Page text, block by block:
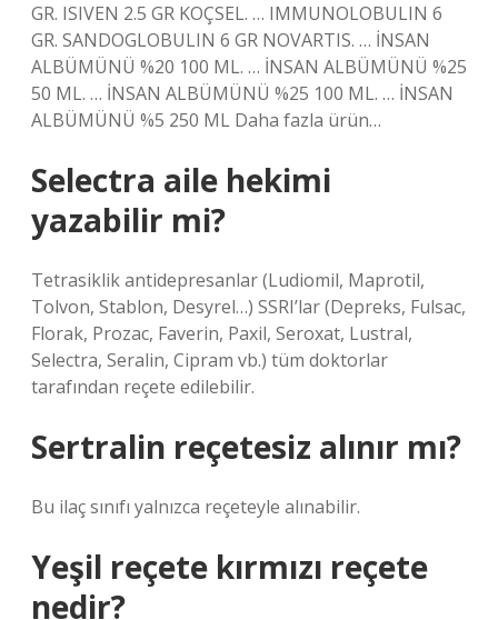
GR. ISIVEN 2.5 GR KOÇSEL. … IMMUNOLOBULIN 6
GR. SANDOGLOBULIN 6 GR NOVARTIS. … İNSAN
ALBÜMÜNÜ %20 100 ML. … İNSAN ALBÜMÜNÜ %25
50 ML. … İNSAN ALBÜMÜNÜ %25 100 ML. … İNSAN
ALBÜMÜNÜ %5 250 ML Daha fazla ürün…
Selectra aile hekimi
yazabilir mi?
Tetrasiklik antidepresanlar (Ludiomil, Maprotil,
Tolvon, Stablon, Desyrel…) SSRI’lar (Depreks, Fulsac,
Florak, Prozac, Faverin, Paxil, Seroxat, Lustral,
Selectra, Seralin, Cipram vb.) tüm doktorlar
tarafından reçete edilebilir.
Sertralin reçetesiz alınır mı?
Bu ilaç sınıfı yalnızca reçeteyle alınabilir.
Yeşil reçete kırmızı reçete
nedir?